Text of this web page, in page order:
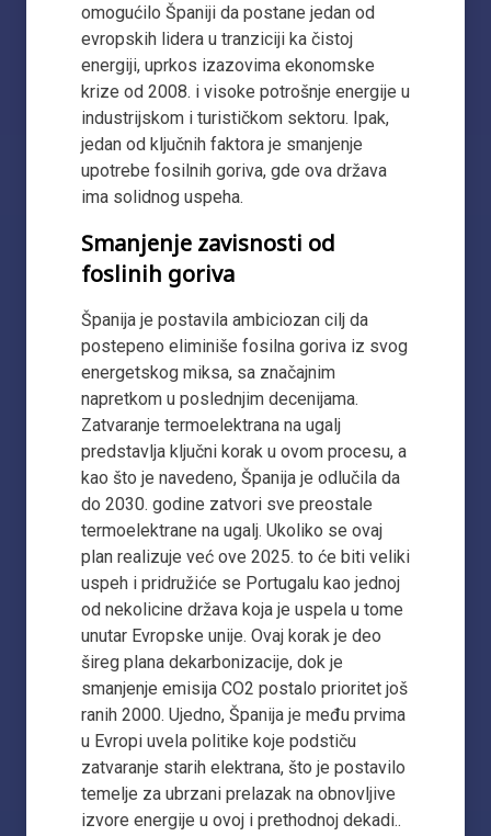
omogućilo Španiji da postane jedan od
evropskih lidera u tranziciji ka čistoj
energiji, uprkos izazovima ekonomske
krize od 2008. i visoke potrošnje energije u
industrijskom i turističkom sektoru. Ipak,
jedan od ključnih faktora je smanjenje
upotrebe fosilnih goriva, gde ova država
ima solidnog uspeha.
Smanjenje zavisnosti od
foslinih goriva
Španija je postavila ambiciozan cilj da
postepeno eliminiše fosilna goriva iz svog
energetskog miksa, sa značajnim
napretkom u poslednjim decenijama.
Zatvaranje termoelektrana na ugalj
predstavlja ključni korak u ovom procesu, a
kao što je navedeno, Španija je odlučila da
do 2030. godine zatvori sve preostale
termoelektrane na ugalj. Ukoliko se ovaj
plan realizuje već ove 2025. to će biti veliki
uspeh i pridružiće se Portugalu kao jednoj
od nekolicine država koja je uspela u tome
unutar Evropske unije. Ovaj korak je deo
šireg plana dekarbonizacije, dok je
smanjenje emisija CO2 postalo prioritet još
ranih 2000. Ujedno, Španija je među prvima
u Evropi uvela politike koje podstiču
zatvaranje starih elektrana, što je postavilo
temelje za ubrzani prelazak na obnovljive
izvore energije u ovoj i prethodnoj dekadi..